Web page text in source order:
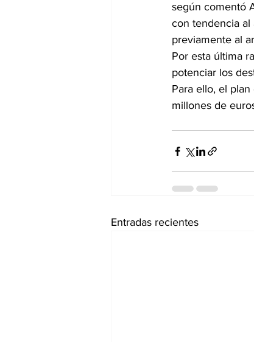
según comentó
con tendencia al
previamente al
Por esta última
potenciar los
Para ello, el
millones de
Entradas recientes